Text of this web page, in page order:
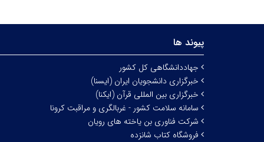
پیوند ها
جهاددانشگاهی کل کشور
خبرگزاری دانشجویان ایران (ایسنا)
خبرگزاری بین المللی قرآن (ایکنا)
سامانه سلامت کشور - غربالگری و مراقبت کرونا
شرکت فناوری بن یاخته های رویان
فروشگاه کتاب شانزده